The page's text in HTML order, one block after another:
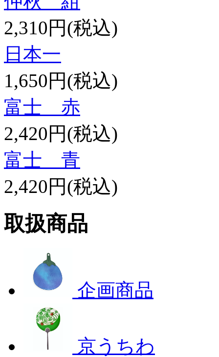
2,310円(税込)
日本一
1,650円(税込)
富士 赤
2,420円(税込)
富士 青
2,420円(税込)
取扱商品
企画商品
京うちわ